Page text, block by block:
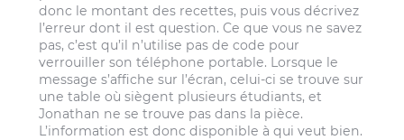
donc le montant des recettes, puis vous décrivez
l’erreur dont il est question. Ce que vous ne savez
pas, c’est qu’il n’utilise pas de code pour
verrouiller son téléphone portable. Lorsque le
message s’affiche sur l’écran, celui-ci se trouve sur
une table où siègent plusieurs étudiants, et
Jonathan ne se trouve pas dans la pièce.
L’information est donc disponible à qui veut bien.